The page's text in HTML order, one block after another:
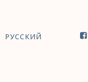
РУССКИЙ